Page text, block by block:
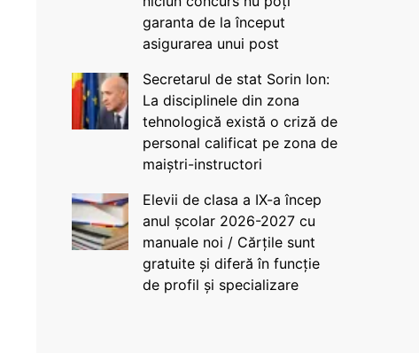
garanta de la început
asigurarea unui post
Secretarul de stat Sorin Ion:
La disciplinele din zona
tehnologică există o criză de
personal calificat pe zona de
maiștri-instructori
Elevii de clasa a IX-a încep
anul școlar 2026-2027 cu
manuale noi / Cărțile sunt
gratuite și diferă în funcție
de profil și specializare